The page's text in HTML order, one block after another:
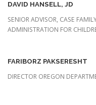
DAVID HANSELL, JD
SENIOR ADVISOR, CASE
ADMINISTRATION FOR
FARIBORZ PAKSERESHT
DIRECTOR OREGON